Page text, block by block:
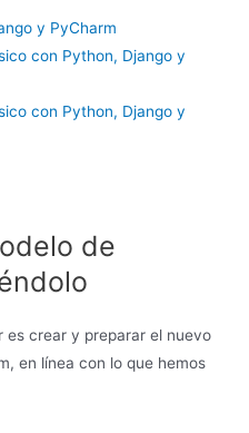
y PyCharm
con Python, Django y
con Python, Django y
de
es crear y preparar el nuevo
en línea con lo que hemos